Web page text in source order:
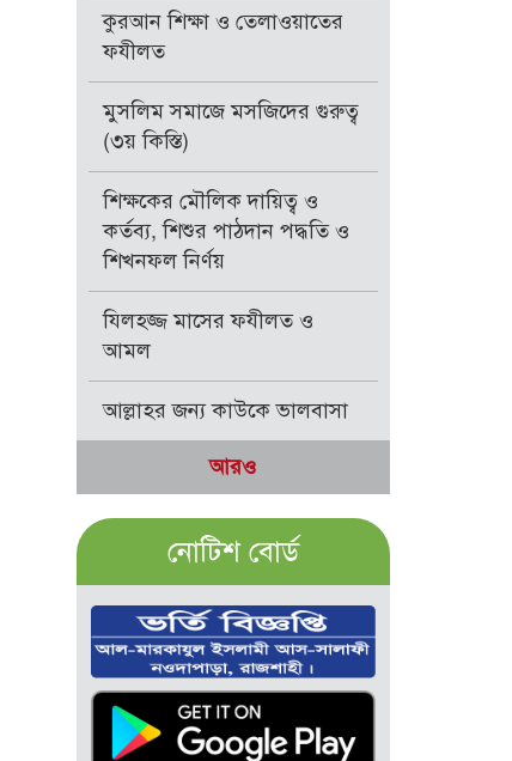
কুরআন শিক্ষা ও তেলাওয়াতের
ফযীলত
মুসলিম সমাজে মসজিদের গুরুত্ব
(৩য় কিস্তি)
শিক্ষকের মৌলিক দায়িত্ব ও
কর্তব্য, শিশুর পাঠদান পদ্ধতি ও
শিখনফল নির্ণয়
যিলহজ্জ মাসের ফযীলত ও
আমল
আল্লাহর জন্য কাউকে ভালবাসা
আরও
নোটিশ বোর্ড